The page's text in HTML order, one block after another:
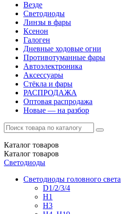
Везде
Светодиоды
Линзы в фары
Ксенон
Галоген
Дневные ходовые огни
Противотуманные фары
Автоэлектроника
Аксессуары
Стёкла и фары
РАСПРОДАЖА
Оптовая распродажа
Новые — на разбор
Каталог товаров
Каталог товаров
Светодиоды
Светодиоды головного света
D1/2/3/4
H1
H3